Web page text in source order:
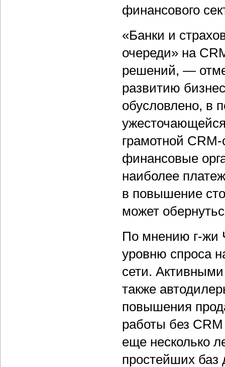
финансового
«Банки и
очереди» на
решений, —
развитию
обусловлено, в
грамотной
финансовые
наиболее
в повышение
может
По мнению г-жи
уровню спроса
сети.
также
повышения
работы без
еще несколько
простейших баз